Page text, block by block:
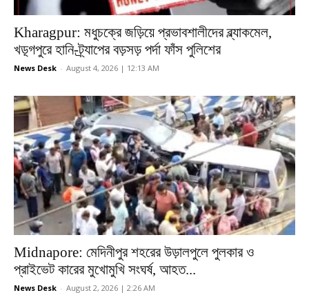
Kharagpur: মধুচক্রে জড়িয়ে প্রভাবশালীদের ব্ল্যাকমেল,
খড়্গপুরে হানি-ট্র্যাপের বড়সড় পর্দা ফাঁস পুলিশের
News Desk - August 4, 2026 | 12:13 AM
Midnapore: মেদিনীপুর শহরের উড়ালপুলে পুলকার ও
প্রাইভেট কারের মুখোমুখি সংঘর্ষ, আহত...
News Desk - August 2, 2026 | 2:26 AM